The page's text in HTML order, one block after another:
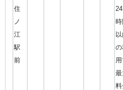
住
ノ
江
駅
前
24
時
の